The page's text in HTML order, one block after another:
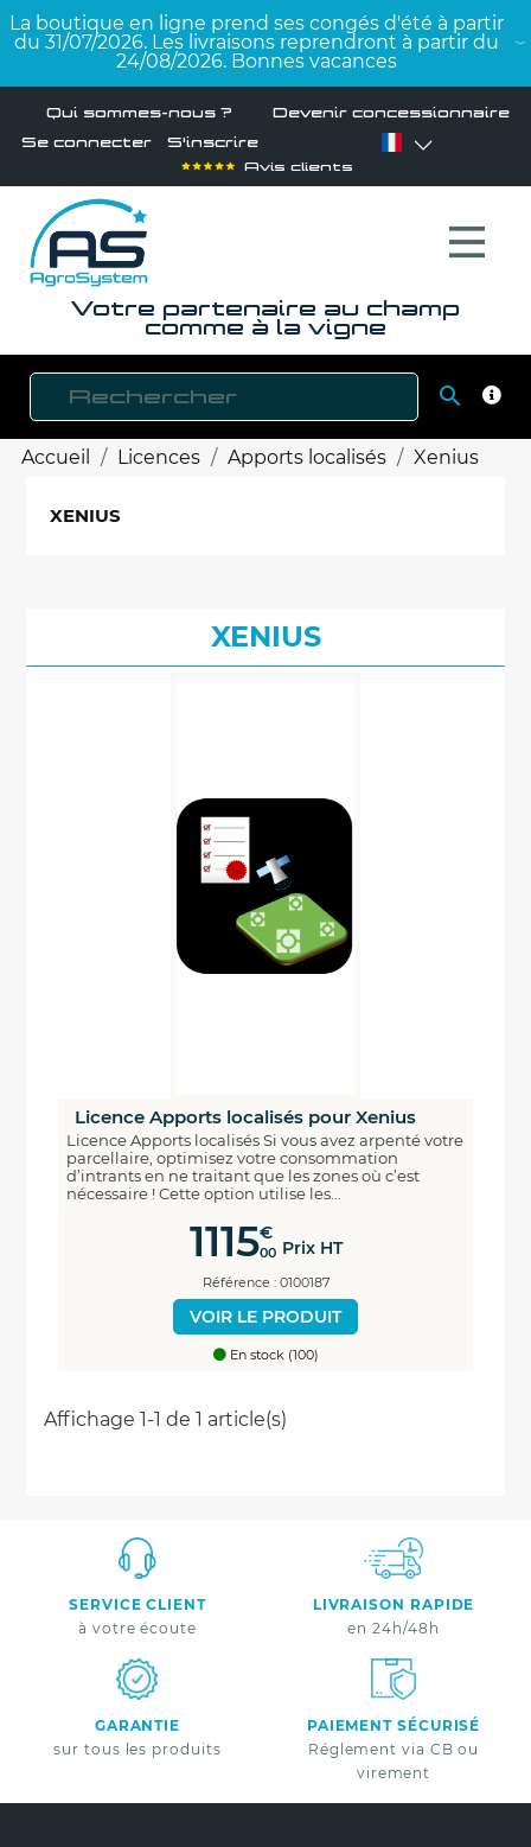
La boutique en ligne prend ses congés d'été à partir
du 31/07/2026. Les livraisons reprendront à partir du
24/08/2026. Bonnes vacances
Qui sommes-nous ? Devenir concessionnaire
Se connecter
S'inscrire
Avis clients
Votre partenaire au champ
comme à la vigne

Accueil Licences Apports localisés Xenius
XENIUS
XENIUS
Licence Apports localisés pour Xenius
Licence Apports localisés Si vous avez arpenté votre
parcellaire, optimisez votre consommation
d’intrants en ne traitant que les zones où c’est
nécessaire ! Cette option utilise les...
1115€
00 Prix HT
Référence : 0100187
VOIR LE PRODUIT
En stock (100)
Affichage 1-1 de 1 article(s)
SERVICE CLIENT
à votre écoute
LIVRAISON RAPIDE
en 24h/48h
GARANTIE
sur tous les produits
PAIEMENT SÉCURISÉ
Réglement via CB ou
virement
sur votre prochaine commande en vous inscrivant
Nouveautés - Offres exclusives - Actualités